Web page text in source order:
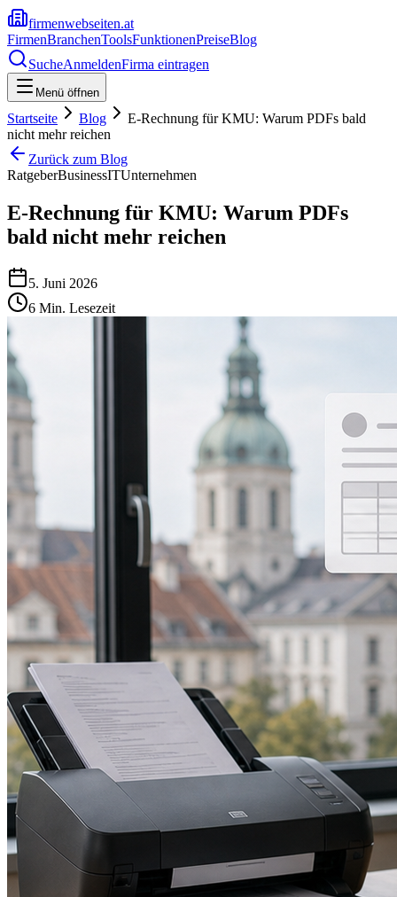
firmenwebseiten.at
FirmenBranchenToolsFunktionenPreiseBlog
SucheAnmeldenFirma eintragen
Menü öffnen
Startseite Blog
E-Rechnung für KMU: Warum PDFs bald
nicht mehr reichen
Zurück zum Blog
RatgeberBusinessITUnternehmen
E-Rechnung für KMU: Warum PDFs
bald nicht mehr reichen
5. Juni 2026
6 Min. Lesezeit